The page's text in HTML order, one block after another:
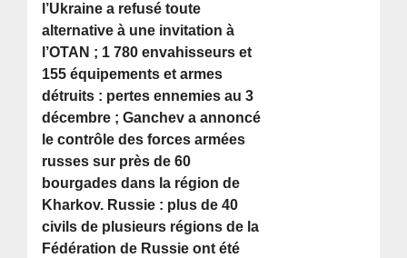
l’Ukraine a refusé toute
alternative à une invitation à
l’OTAN ; 1 780 envahisseurs et
155 équipements et armes
détruits : pertes ennemies au 3
décembre ; Ganchev a annoncé
le contrôle des forces armées
russes sur près de 60
bourgades dans la région de
Kharkov. Russie : plus de 40
civils de plusieurs régions de la
Fédération de Russie ont été